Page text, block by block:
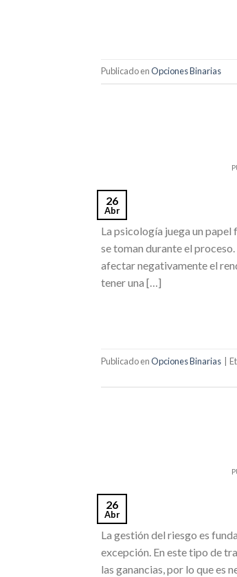
Publicado enOpciones Binarias
26
Abr
La psicología juega un papel
se toman durante el
afectar negativamente el
tener una […]
Publicado enOpciones Binarias
26
Abr
La gestión del riesgo es
excepción. En este tipo de
las ganancias, por lo que es